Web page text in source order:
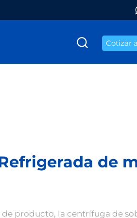
Cotizar
de
de producto, la centrífuga de